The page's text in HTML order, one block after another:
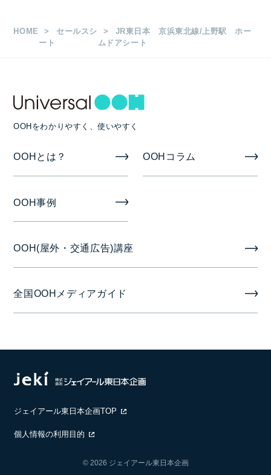
20枚/30枚/40枚
縦0.9m×横0.7m
掲出開始日
1ヶ月の場合 1日～28日が基本
日～末日となります。
掲出保証期間は【14日間：12日間保証】【28日間：
24日間保証】となります。
HOME
セールスシ
ート
JR東日本 京浜東北線/上野駅 ホー
ムドアシート
OOHをわかりやすく、使いやすく
OOHとは？ OOHコラム
OOH事例
OOH(屋外・交通広告)講座
全国OOHメディアガイド
ジェイアール東日本企画TOP
個人情報の利用目的
© 2026 ジェイアール東日本企画